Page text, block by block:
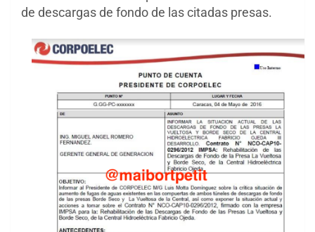
de descargas de fondo de las citadas presas.